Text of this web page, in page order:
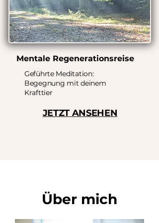
Mentale Regenerationsreise
Geführte Meditation:
Begegnung mit deinem
Krafttier
JETZT ANSEHEN
Über mich